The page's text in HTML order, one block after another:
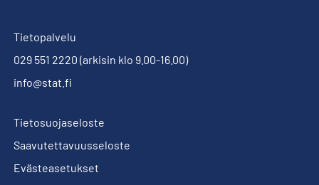
Tietopalvelu
029 551 2220 (arkisin klo 9.00-16.00)
info@stat.fi
Tietosuojaseloste
Saavutettavuusseloste
Evästeasetukset